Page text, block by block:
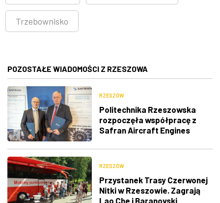
Trzebownisko
POZOSTAŁE WIADOMOŚCI Z RZESZOWA
RZESZÓW
Politechnika Rzeszowska
rozpoczęła współpracę z
Safran Aircraft Engines
RZESZÓW
Przystanek Trasy Czerwonej
Nitki w Rzeszowie. Zagrają
Lao Che i Baranovski